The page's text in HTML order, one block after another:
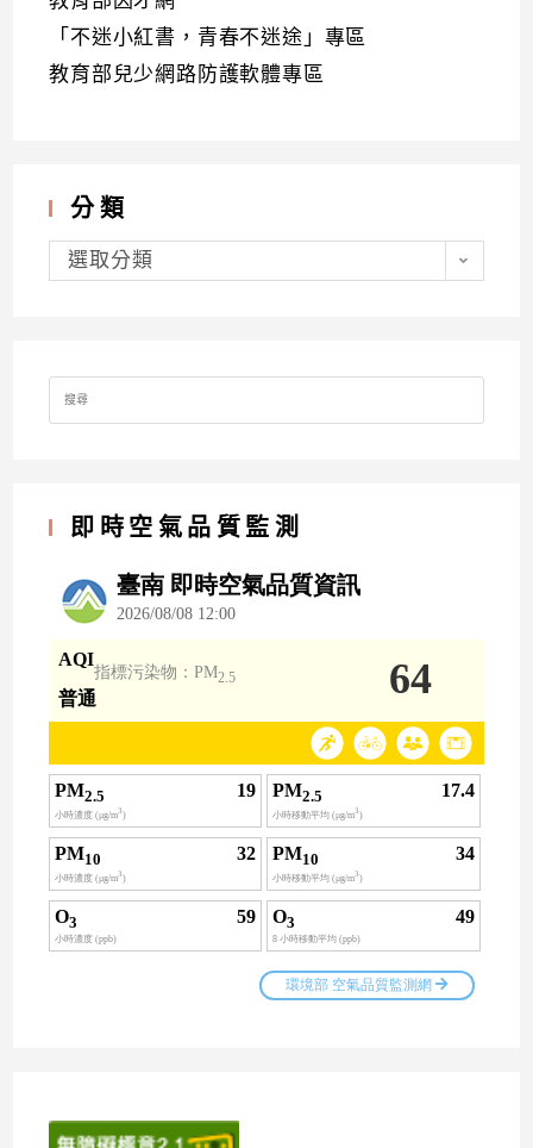
「不迷小紅書，青春不迷途」專區
教育部兒少網路防護軟體專區
分類
分
類選取分類
Search
for:
即時空氣品質監測